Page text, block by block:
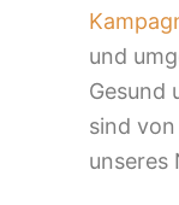
und
Gesund
sind
unseres